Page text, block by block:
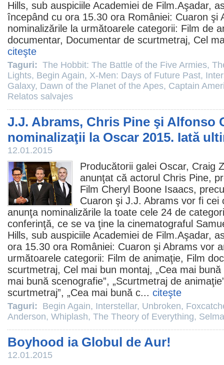
Hills, sub auspiciile Academiei de Film.Aşadar,
începând cu ora 15.30 ora României: Cuaron şi
nominalizările la următoarele categorii: Film de
documentar, Documentar de scurtmetraj, Cel
citeşte
Taguri: The Hobbit: The Battle of the Five Armies,
Lights, Begin Again, X-Men: Days of Future Past,
Galaxy, Dawn of the Planet of the Apes, Captain
Relatos salvajes
J.J. Abrams, Chris Pine şi Alfonso
nominalizaţii la Oscar 2015. Iată
12.01.2015
Producătorii galei Oscar, Craig
anunţat că actorul Chris Pine,
Film Cheryl Boone Isaacs,
Cuaron şi J.J. Abrams vor fi cei
anunţa nominalizările la toate cele 24 de
conferinţă, ce se va ţine la cinematograful
Hills, sub auspiciile Academiei de Film.Aşadar,
ora 15.30 ora României: Cuaron şi Abrams vor
următoarele categorii: Film de animaţie, Film
scurtmetraj, Cel mai bun montaj, „Cea mai bună
mai bună scenografie”, „Scurtmetraj de
scurtmetraj”, „Cea mai bună c... citeşte
Taguri: Begin Again, Interstellar, Unbroken,
Anderson, Whiplash, The Theory of Everything, Selma
Boyhood ia Globul de Aur!
12.01.2015